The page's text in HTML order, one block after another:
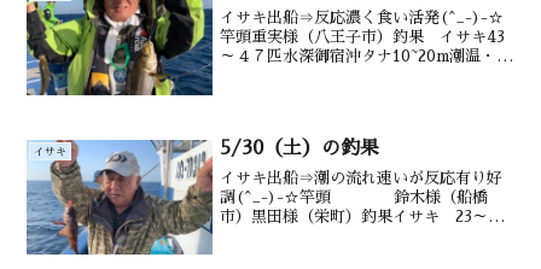
イサキ出船⇒反応濃く食い活発(^_-)-☆
竿頭重実様（八王子市）釣果 イサキ43
～４７匹水深御宿沖タナ10~20m潮温・潮
イサキ 5/30（土）の釣果
イサキ出船⇒潮の流れ速いが反応有り好
調(^_-)-☆竿頭 鈴木様（船橋
市）黒田様（栄町）釣果イサキ 23～50